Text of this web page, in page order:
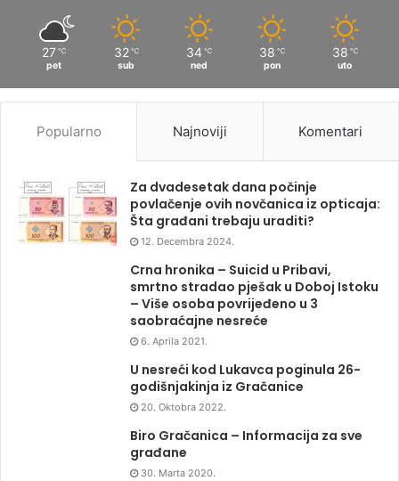
27 ℃
pet
32 ℃
sub
34 ℃
ned
38 ℃
pon
38 ℃
uto
Popularno Najnoviji Komentari
Za dvadesetak dana počinje
povlačenje ovih novčanica iz opticaja:
Šta građani trebaju uraditi?
12. Decembra 2024.
Crna hronika – Suicid u Pribavi,
smrtno stradao pješak u Doboj Istoku
– Više osoba povrijeđeno u 3
saobraćajne nesreće
6. Aprila 2021.
U nesreći kod Lukavca poginula 26-
godišnjakinja iz Gračanice
20. Oktobra 2022.
Biro Gračanica – Informacija za sve
građane
30. Marta 2020.